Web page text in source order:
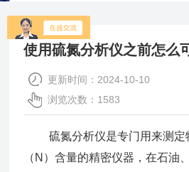
使用硫氮分析仪之前怎么
更新时间：2024-10-10
浏览次数：1583
硫氮分析仪是专门用来测定
（N）含量的精密仪器，在石油